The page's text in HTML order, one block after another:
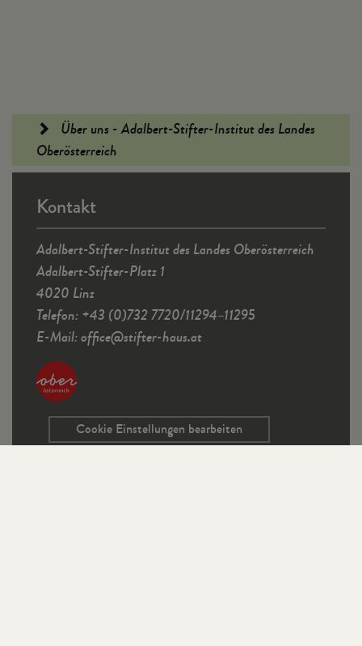
Fußleiste
Über uns - Adalbert-Stifter-Institut des Landes
Oberösterreich
Kontakt
Adalbert-Stifter-Institut des Landes Oberösterreich
Adalbert-Stifter-Platz 1
4020 Linz
Telefon: +43 (0)732 7720/11294–11295
E-Mail:office@stifter-haus.at
Cookie Einstellungen bearbeiten